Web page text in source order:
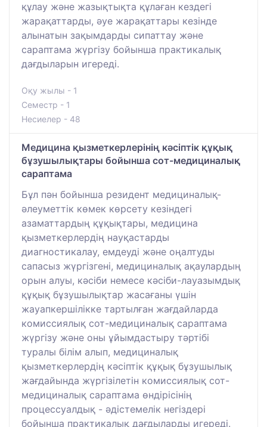
құлау және жазықтықта құлаған кездегі
жарақаттарды, әуе жарақаттары кезінде
алынатын зақымдарды сипаттау және
сараптама жүргізу бойынша практикалық
дағдыларын игереді.
Оқу жылы - 1
Семестр - 1
Несиелер - 48
Медицина қызметкерлерінің кәсіптік құқық
бұзушылықтары бойынша сот-медициналық
сараптама
Бұл пән бойынша резидент медициналық-
әлеуметтік көмек көрсету кезіндегі
азаматтардың құқықтары, медицина
қызметкерлердің науқастарды
диагностикалау, емдеуді және оңалтуды
сапасыз жүргізгені, медициналық ақаулардың
орын алуы, кәсіби немесе кәсіби-лауазымдық
құқық бұзушылықтар жасағаны үшін
жауапкершілікке тартылған жағдайларда
комиссиялық сот-медициналық сараптама
жүргізу және оны ұйымдастыру тәртібі
туралы білім алып, медициналық
қызметкерлердің кәсіптік құқық бұзушылық
жағдайында жүргізілетін комиссиялық сот-
медициналық сараптама өндірісінің
процессуалдық - әдістемелік негіздері
бойынша практикалық дағдыларды игереді.